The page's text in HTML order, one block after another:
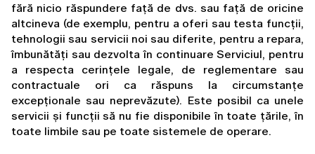
fără nicio răspundere față de dvs. sau față de oricine
altcineva (de exemplu, pentru a oferi sau testa funcții,
tehnologii sau servicii noi sau diferite, pentru a repara,
îmbunătăți sau dezvolta în continuare Serviciul, pentru
a respecta cerințele legale, de reglementare sau
contractuale ori ca răspuns la circumstanțe
excepționale sau neprevăzute). Este posibil ca unele
servicii și funcții să nu fie disponibile în toate țările, în
toate limbile sau pe toate sistemele de operare.